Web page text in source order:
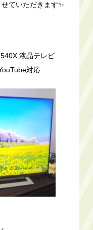
ていただきます✨
液晶テレビ
対応